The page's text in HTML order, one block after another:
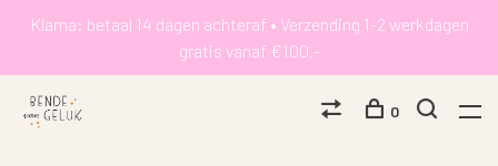
Klarna: betaal 14 dagen achteraf • Verzending 1-2 werkdagen
gratis vanaf €100,-
0